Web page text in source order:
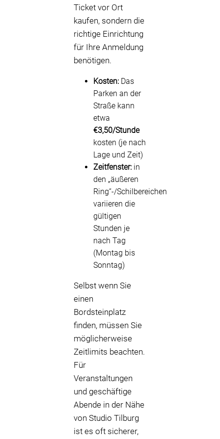
Ticket vor Ort
kaufen, sondern die
richtige Einrichtung
für Ihre Anmeldung
benötigen.
Kosten: Das
Parken an der
Straße kann
etwa
€3,50/Stunde
kosten (je nach
Lage und Zeit)
Zeitfenster: in
den „äußeren
Ring“-/Schilbereichen
variieren die
gültigen
Stunden je
nach Tag
(Montag bis
Sonntag)
Selbst wenn Sie
einen
Bordsteinplatz
finden, müssen Sie
möglicherweise
Zeitlimits beachten.
Für
Veranstaltungen
und geschäftige
Abende in der Nähe
von Studio Tilburg
ist es oft sicherer,